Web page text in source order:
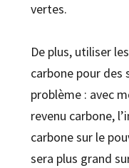
vertes.
De plus, utiliser
carbone pour des
problème : avec
revenu carbone,
carbone sur le
sera plus grand